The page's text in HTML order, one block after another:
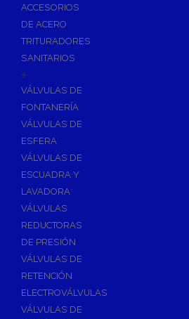
ACCESORIOS
DE ACERO
TRITURADORES
SANITARIOS
+
VÁLVULAS DE
FONTANERÍA
VÁLVULAS DE
ESFERA
VÁLVULAS DE
ESCUADRA Y
LAVADORA
VÁLVULAS
REDUCTORAS
DE PRESIÓN
VÁLVULAS DE
RETENCIÓN
ELECTROVÁLVULAS
VÁLVULAS DE